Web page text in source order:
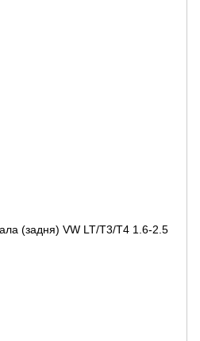
(задня) VW LT/T3/T4 1.6-2.5